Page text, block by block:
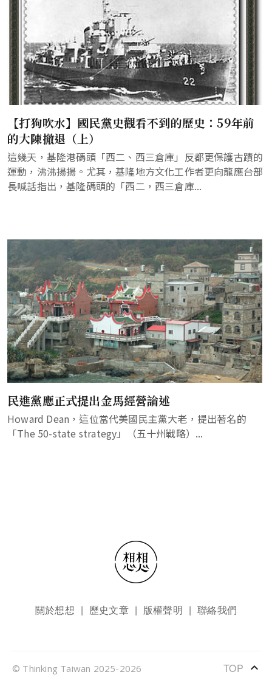
【打狗吹水】國民黨史觀看不到的歷史：59年前
的大陳撤退（上）
這幾天，基隆港碼頭「西二、西三倉庫」反都更保護古蹟的
運動，沸沸揚揚。尤其，基隆地方文化工作者更向龍應台部
長喊話指出，基隆碼頭的「西二，西三倉庫...
民進黨應正式提出金馬經營論述
Howard Dean，這位當代美國民主黨大老，提出著名的
「The 50-state strategy」（五十州戰略）...
頁尾選單關於想想 歷史文章 版權聲明 聯絡我們
© Thinking Taiwan 2025-2026 TOP keyboard_arrow_up